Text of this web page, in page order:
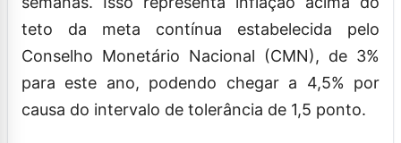
teto da meta contínua estabelecida pelo
Conselho Monetário Nacional (CMN), de 3%
para este ano, podendo chegar a 4,5% por
causa do intervalo de tolerância de 1,5 ponto.